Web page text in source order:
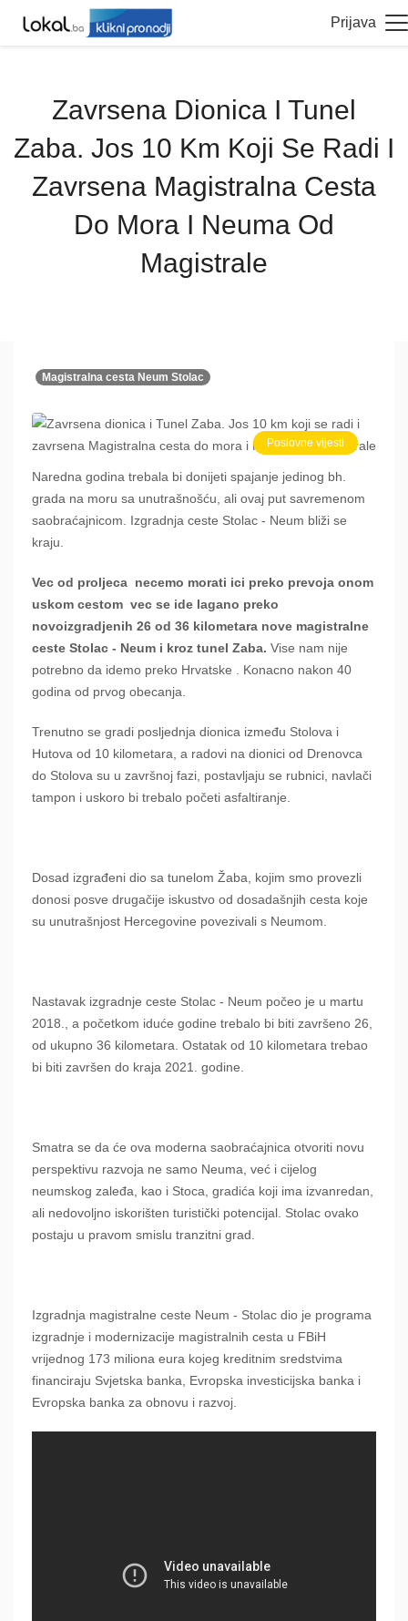
Prijava
Zavrsena Dionica I Tunel
Zaba. Jos 10 Km Koji Se Radi I
Zavrsena Magistralna Cesta
Do Mora I Neuma Od
Magistrale
Magistralna cesta Neum Stolac
Poslovne vijesti
Naredna godina trebala bi donijeti spajanje jedinog bh.
grada na moru sa unutrašnošću, ali ovaj put savremenom
saobraćajnicom. Izgradnja ceste Stolac - Neum bliži se
kraju.
Vec od proljeca necemo morati ici preko prevoja onom
uskom cestom vec se ide lagano preko
novoizgradjenih 26 od 36 kilometara nove magistralne
ceste Stolac - Neum i kroz tunel Zaba. Vise nam nije
potrebno da idemo preko Hrvatske . Konacno nakon 40
godina od prvog obecanja.
Trenutno se gradi posljednja dionica između Stolova i
Hutova od 10 kilometara, a radovi na dionici od Drenovca
do Stolova su u završnoj fazi, postavljaju se rubnici, navlači
tampon i uskoro bi trebalo početi asfaltiranje.
Dosad izgrađeni dio sa tunelom Žaba, kojim smo provezli
donosi posve drugačije iskustvo od dosadašnjih cesta koje
su unutrašnjost Hercegovine povezivali s Neumom.
Nastavak izgradnje ceste Stolac - Neum počeo je u martu
2018., a početkom iduće godine trebalo bi biti završeno 26,
od ukupno 36 kilometara. Ostatak od 10 kilometara trebao
bi biti završen do kraja 2021. godine.
Smatra se da će ova moderna saobraćajnica otvoriti novu
perspektivu razvoja ne samo Neuma, već i cijelog
neumskog zaleđa, kao i Stoca, gradića koji ima izvanredan,
ali nedovoljno iskorišten turistički potencijal. Stolac ovako
postaju u pravom smislu tranzitni grad.
Izgradnja magistralne ceste Neum - Stolac dio je programa
izgradnje i modernizacije magistralnih cesta u FBiH
vrijednog 173 miliona eura kojeg kreditnim sredstvima
financiraju Svjetska banka, Evropska investicijska banka i
Evropska banka za obnovu i razvoj.